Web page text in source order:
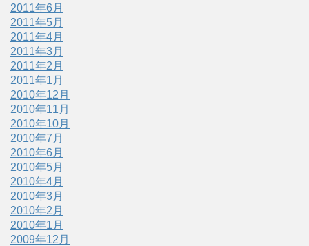
2011年6月
2011年5月
2011年4月
2011年3月
2011年2月
2011年1月
2010年12月
2010年11月
2010年10月
2010年7月
2010年6月
2010年5月
2010年4月
2010年3月
2010年2月
2010年1月
2009年12月